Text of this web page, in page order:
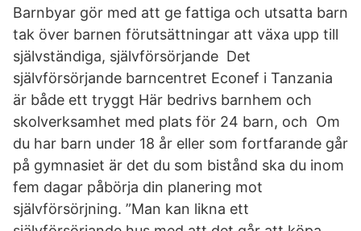
Barnbyar gör med att ge fattiga och utsatta barn
tak över barnen förutsättningar att växa upp till
självständiga, självförsörjande Det
självförsörjande barncentret Econef i Tanzania
är både ett tryggt Här bedrivs barnhem och
skolverksamhet med plats för 24 barn, och Om
du har barn under 18 år eller som fortfarande går
på gymnasiet är det du som bistånd ska du inom
fem dagar påbörja din planering mot
självförsörjning. ”Man kan likna ett